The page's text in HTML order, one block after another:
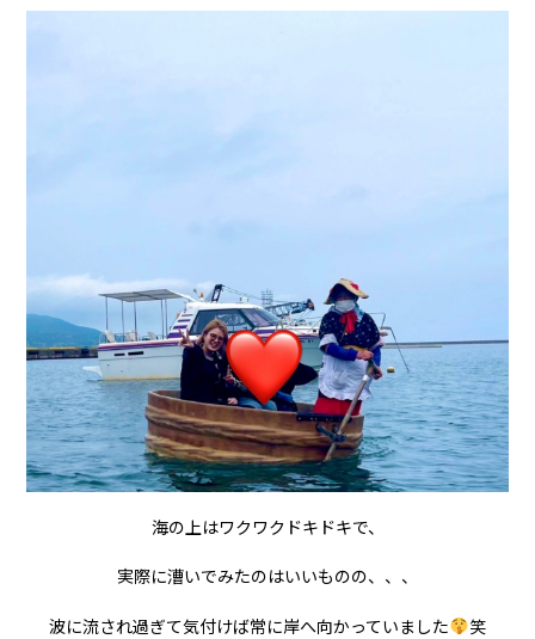
海の上はワクワクドキドキで、
実際に漕いでみたのはいいものの、、、
波に流され過ぎて気付けば常に岸へ向かっていました 笑